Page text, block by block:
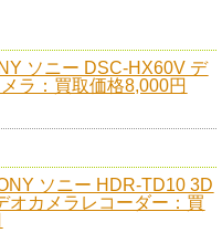
ソニー DSC-HX60V デ
ラ：買取価格8,000円
ソニー HDR-TD10 3D
オカメラレコーダー：買